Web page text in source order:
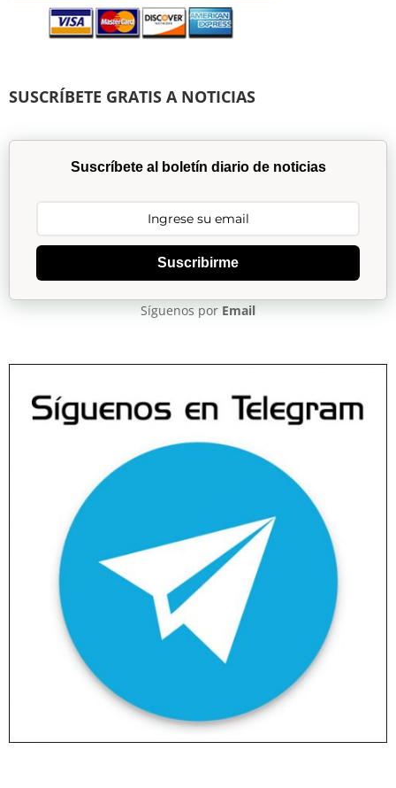
SUSCRÍBETE GRATIS A NOTICIAS
Suscríbete al boletín diario de noticias
Suscribirme
Síguenos por Email